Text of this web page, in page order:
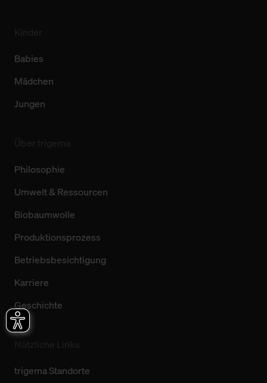
Babies
Mädchen
Jungen
Philosophie
Umwelt & Ressourcen
Biobaumwolle
Produktionsprozess
Betriebsbesichtigung
Karriere
Geschichte
trigema Standorte